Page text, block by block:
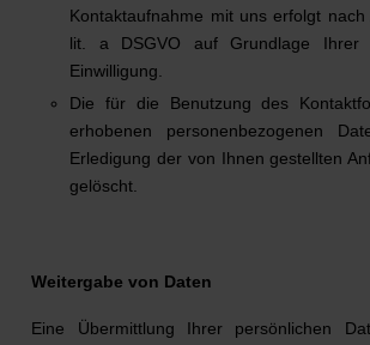
Kontaktaufnahme mit uns erfolgt
lit. a DSGVO auf Grundlage Ihrer
Einwilligung.
Die für die Benutzung des
erhobenen personenbezogenen
Erledigung der von Ihnen gestellten
gelöscht.
Weitergabe von Daten
Eine Übermittlung Ihrer persönlichen